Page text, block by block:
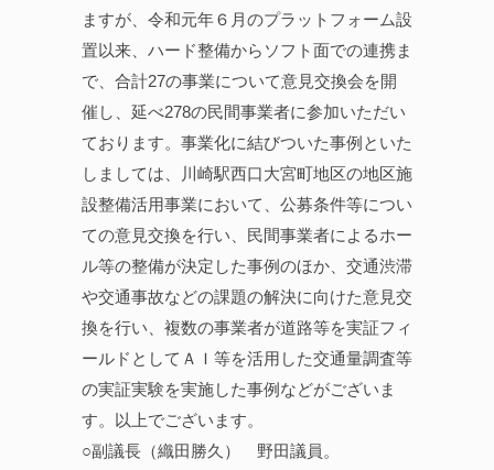
ますが、令和元年６月のプラットフォーム設
置以来、ハード整備からソフト面での連携ま
で、合計27の事業について意見交換会を開
催し、延べ278の民間事業者に参加いただい
ております。事業化に結びついた事例といた
しましては、川崎駅西口大宮町地区の地区施
設整備活用事業において、公募条件等につい
ての意見交換を行い、民間事業者によるホー
ル等の整備が決定した事例のほか、交通渋滞
や交通事故などの課題の解決に向けた意見交
換を行い、複数の事業者が道路等を実証フィ
ールドとしてＡＩ等を活用した交通量調査等
の実証実験を実施した事例などがございま
す。以上でございます。
○副議長（織田勝久） 野田議員。